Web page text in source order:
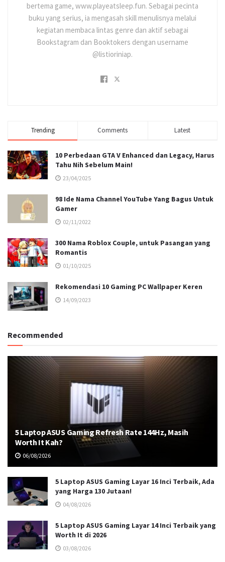
bertema game, www.playeatsleep.fun. Sebagai pecinta
buku yang serius, ia mengasah skill menulisnya melalui
kegiatan membaca lintas genre dan aktif sebagai
Bookstagram dan Booktokers dengan username
@listioriniap.
Trending Comments Latest
10 Perbedaan GTA V Enhanced dan Legacy, Harus
Tahu Nih Sebelum Main!
23/04/2025
98 Ide Nama Channel YouTube Yang Bagus Untuk
Gamer
02/11/2022
300 Nama Roblox Couple, untuk Pasangan yang
Romantis
01/10/2025
Rekomendasi 10 Gaming PC Wallpaper Keren
14/09/2023
Recommended
5 Laptop ASUS Gaming Refresh Rate 144Hz, Masih
Worth It Kah?
06/08/2026
5 Laptop ASUS Gaming Layar 16 Inci Terbaik, Ada
yang Harga 130 Jutaan!
04/08/2026
5 Laptop ASUS Gaming Layar 14 Inci Terbaik yang
Worth It di 2026
03/08/2026